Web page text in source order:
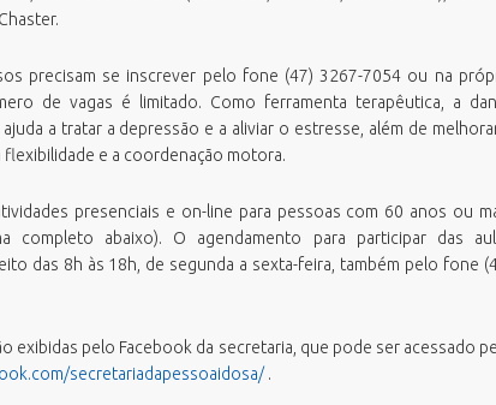
Governo, Inovação e Orçamento
Meio Ambiente e Sustentabilidade
Obras
Planejamento e Desenvolvimento
Urbano
Procuradoria Geral do Município
Segurança Pública
Turismo
Emissão Parecer Técnico Saúde
Emitir Taxas Alvará (VISA e TLL)
Nota Fiscal Eletrônica
Validação Alvará Fazendário Eletrônico
Validação Alvará Sanitário Eletrônico
precisam se inscrever pelo fone (47) 3267-7054 ou na
de vagas é limitado. Como ferramenta terapêutica, a
a tratar a depressão e a aliviar o estresse, além de
flexibilidade e a coordenação motora.
presenciais e on-line para pessoas com 60 anos ou
completo abaixo). O agendamento para participar das
das 8h às 18h, de segunda a sexta-feira, também pelo fone
exibidas pelo Facebook da secretaria, que pode ser acessado
secretariadapessoaidosa/ .